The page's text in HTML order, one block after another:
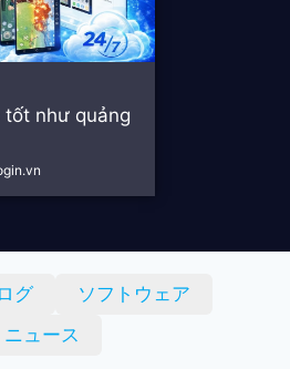
tốt như quảng
グ
ソフトウェア
ニュース